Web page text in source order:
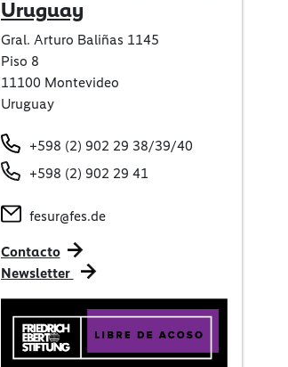
Uruguay
Gral. Arturo Baliñas 1145
Piso 8
11100 Montevideo
Uruguay
+598 (2) 902 29 38/39/40
+598 (2) 902 29 41
fesur@fes.de
Contacto
Newsletter